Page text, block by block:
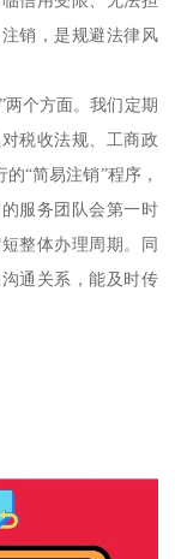
销，是规避法律风
两个方面。我们定期
税收法规、工商政
“简易注销”程序，
服务团队会第一时
整体办理周期。同
通关系，能及时传